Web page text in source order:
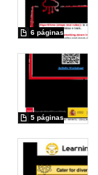
6 páginas
5 páginas